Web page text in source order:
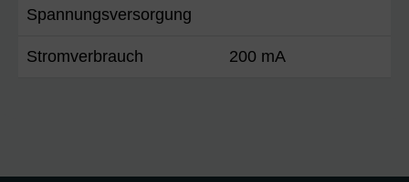
Spannungsversorgung
Stromverbrauch 200 mA